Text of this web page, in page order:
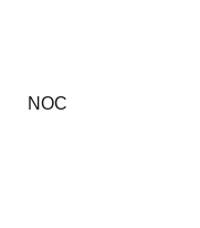
NOC